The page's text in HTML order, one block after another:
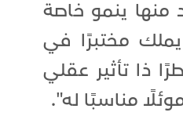
منها ينمو خاصة
مختبرًا في
ذا تأثير عقلي
مناسبًا له".